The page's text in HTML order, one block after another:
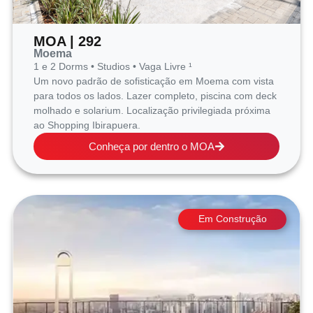
MOA | 292
Moema
1 e 2 Dorms • Studios • Vaga Livre ¹
Um novo padrão de sofisticação em Moema com vista
para todos os lados. Lazer completo, piscina com deck
molhado e solarium. Localização privilegiada próxima
ao Shopping Ibirapuera.
Conheça por dentro o MOA
Em Construção